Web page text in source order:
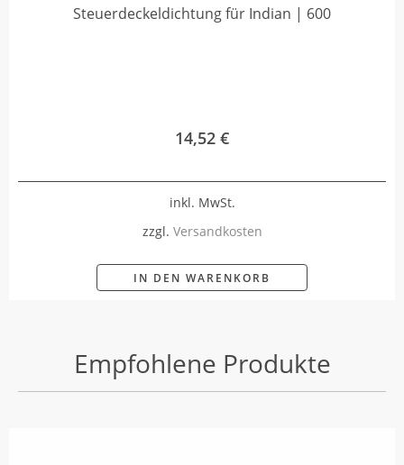
Steuerdeckeldichtung für Indian | 600
14,52 €
inkl. MwSt.
zzgl. Versandkosten
IN DEN WARENKORB
Empfohlene Produkte